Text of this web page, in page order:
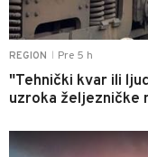
REGION Pre 5 h
"Tehnički kvar ili
uzroka željezničke